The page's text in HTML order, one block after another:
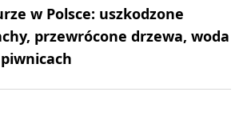
w Polsce: uszkodzone
przewrócone drzewa, woda